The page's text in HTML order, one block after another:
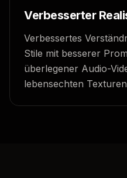
Verbesserter
Verbessertes
Stile mit besserer
überlegener Audio-
lebensechten